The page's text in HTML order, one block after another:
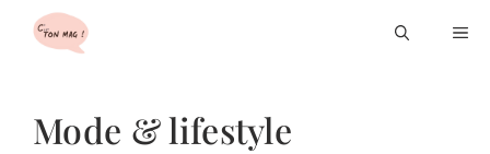
Mode & lifestyle